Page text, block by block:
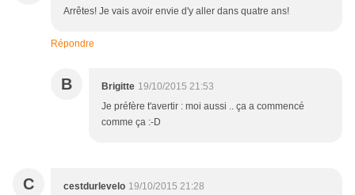
Arrêtes! Je vais avoir envie d'y aller dans quatre ans!
Répondre
B Brigitte 19/10/2015 21:53
Je préfère t'avertir : moi aussi .. ça a commencé
comme ça :-D
C cestdurlevelo 19/10/2015 21:28